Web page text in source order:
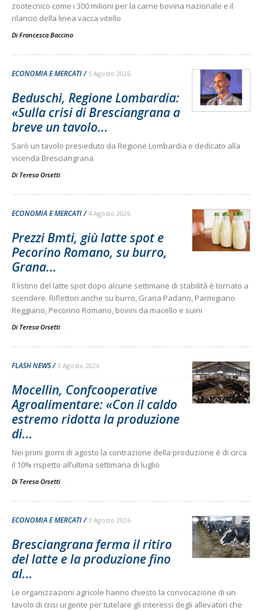
zootecnico come i 300 milioni per la carne bovina nazionale e il
rilancio della linea vacca vitello
Di Francesca Baccino
ECONOMIA E MERCATI 5 Agosto 2026
Beduschi, Regione Lombardia:
«Sulla crisi di Bresciangrana a
breve un tavolo...
Sarò un tavolo presieduto da Regione Lombardia e dedicato alla
vicenda Bresciangrana
Di Teresa Orsetti -
ECONOMIA E MERCATI 4 Agosto 2026
Prezzi Bmti, giù latte spot e
Pecorino Romano, su burro,
Grana...
Il listino del latte spot dopo alcune settimane di stabilità è tornato a
scendere. Riflettori anche su burro, Grana Padano, Parmigiano
Reggiano, Pecorino Romano, bovini da macello e suini
Di Teresa Orsetti -
FLASH NEWS 3 Agosto 2026
Mocellin, Confcooperative
Agroalimentare: «Con il caldo
estremo ridotta la produzione
di...
Nei primi giorni di agosto la contrazione della produzione è di circa
il 10% rispetto all’ultima settimana di luglio
Di Teresa Orsetti -
ECONOMIA E MERCATI 3 Agosto 2026
Bresciangrana ferma il ritiro
del latte e la produzione fino
al...
Le organizzazioni agricole hanno chiesto la convocazione di un
tavolo di crisi urgente per tutelare gli interessi degli allevatori che